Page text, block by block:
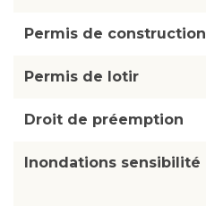
Permis de construction
Permis de lotir
Droit de préemption
Inondations sensibilité